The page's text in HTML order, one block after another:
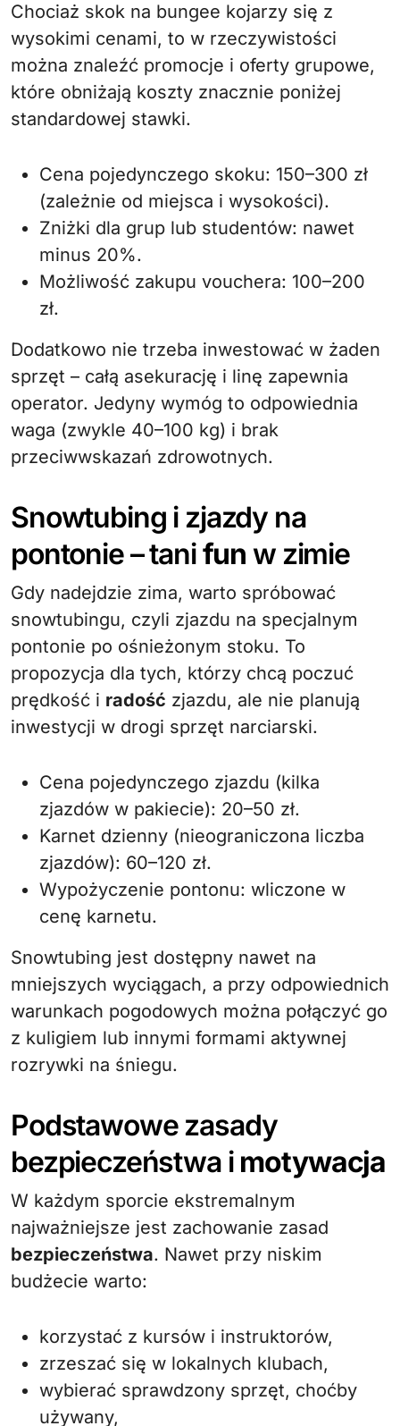
Chociaż skok na bungee kojarzy się z
wysokimi cenami, to w rzeczywistości
można znaleźć promocje i oferty grupowe,
które obniżają koszty znacznie poniżej
standardowej stawki.
Cena pojedynczego skoku: 150–300 zł
(zależnie od miejsca i wysokości).
Zniżki dla grup lub studentów: nawet
minus 20%.
Możliwość zakupu vouchera: 100–200
zł.
Dodatkowo nie trzeba inwestować w żaden
sprzęt – całą asekurację i linę zapewnia
operator. Jedyny wymóg to odpowiednia
waga (zwykle 40–100 kg) i brak
przeciwwskazań zdrowotnych.
Snowtubing i zjazdy na
pontonie – tanifun w zimie
Gdy nadejdzie zima, warto spróbować
snowtubingu, czyli zjazdu na specjalnym
pontonie po ośnieżonym stoku. To
propozycja dla tych, którzy chcą poczuć
prędkość i radość zjazdu, ale nie planują
inwestycji w drogi sprzęt narciarski.
Cena pojedynczego zjazdu (kilka
zjazdów w pakiecie): 20–50 zł.
Karnet dzienny (nieograniczona liczba
zjazdów): 60–120 zł.
Wypożyczenie pontonu: wliczone w
cenę karnetu.
Snowtubing jest dostępny nawet na
mniejszych wyciągach, a przy odpowiednich
warunkach pogodowych można połączyć go
z kuligiem lub innymi formami aktywnej
rozrywki na śniegu.
Podstawowe zasady
bezpieczeństwa i motywacja
W każdym sporcie ekstremalnym
najważniejsze jest zachowanie zasad
bezpieczeństwa. Nawet przy niskim
budżecie warto:
korzystać z kursów i instruktorów,
zrzeszać się w lokalnych klubach,
wybierać sprawdzony sprzęt, choćby
używany,